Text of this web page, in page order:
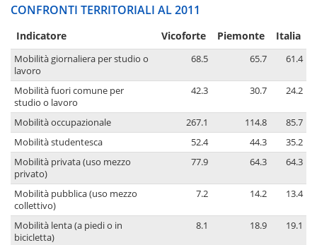
CONFRONTI TERRITORIALI AL 2011
Indicatore Vicoforte Piemonte Italia
Mobilità giornaliera per studio o
lavoro
68.5 65.7 61.4
Mobilità fuori comune per
studio o lavoro
42.3 30.7 24.2
Mobilità occupazionale 267.1 114.8
85.7
Mobilità studentesca
52.4 44.3
35.2
Mobilità privata (uso mezzo
privato)
77.9 64.3 64.3
Mobilità pubblica (uso mezzo
collettivo)
7.2 14.2 13.4
Mobilità lenta (a piedi o in
bicicletta)
8.1 18.9 19.1